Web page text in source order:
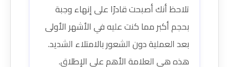
تلاحظ أنك أصبحت قادرًا على إنهاء وجبة
بحجم أكبر مما كنت عليه في الأشهر الأولى
بعد العملية دون الشعور بالامتلاء الشديد.
هذه هي العلامة الأهم على الإطلاق.